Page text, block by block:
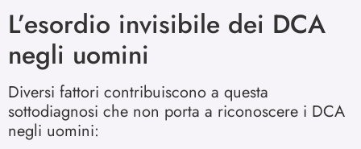
L’esordio invisibile dei DCA
negli uomini
Diversi fattori contribuiscono a questa
sottodiagnosi che non porta a riconoscere i DCA
negli uomini: